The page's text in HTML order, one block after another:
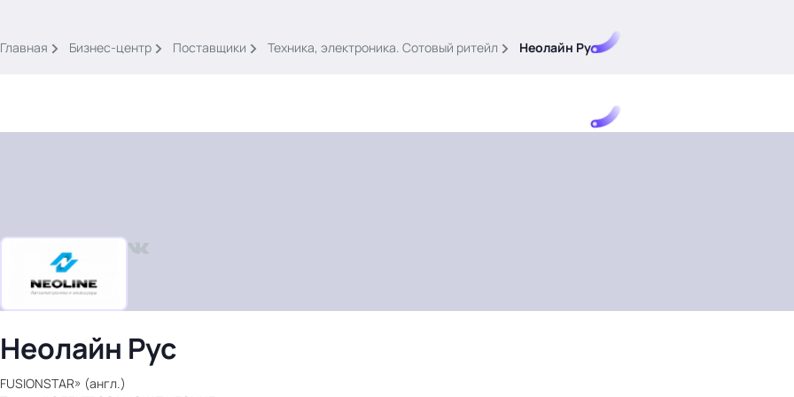
Войти
картина дня
материалы
события
Главная Бизнес-центр Поставщики Техника, электроника. Сотовый ритейл Неолайн Рус
Неолайн Рус
FUSIONSTAR» (англ.)